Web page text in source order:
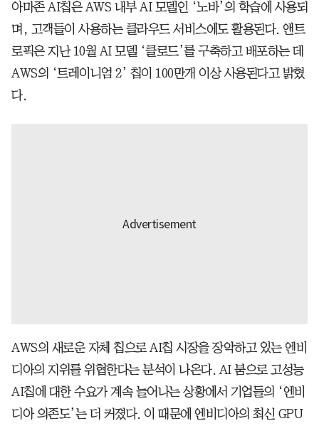
아마존 AI칩은 AWS 내부 AI 모델인 ‘노바’의 학습에 사용되
며, 고객들이 사용하는 클라우드 서비스에도 활용된다. 앤트
로픽은 지난 10월 AI 모델 ‘클로드’를 구축하고 배포하는 데
AWS의 ‘트레이니엄 2’ 칩이 100만개 이상 사용된다고 밝혔
다.
AWS의 새로운 자체 칩으로 AI칩 시장을 장악하고 있는 엔비
디아의 지위를 위협한다는 분석이 나온다. AI 붐으로 고성능
AI칩에 대한 수요가 계속 늘어나는 상황에서 기업들의 ‘엔비
디아 의존도’는 더 커졌다. 이 때문에 엔비디아의 최신 GPU